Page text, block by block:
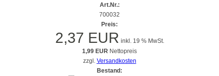
Art.Nr.:
700032
Preis:
2,37 EUR inkl. 19 % MwSt.
1,99 EUR Nettopreis
zzgl. Versandkosten
Bestand: